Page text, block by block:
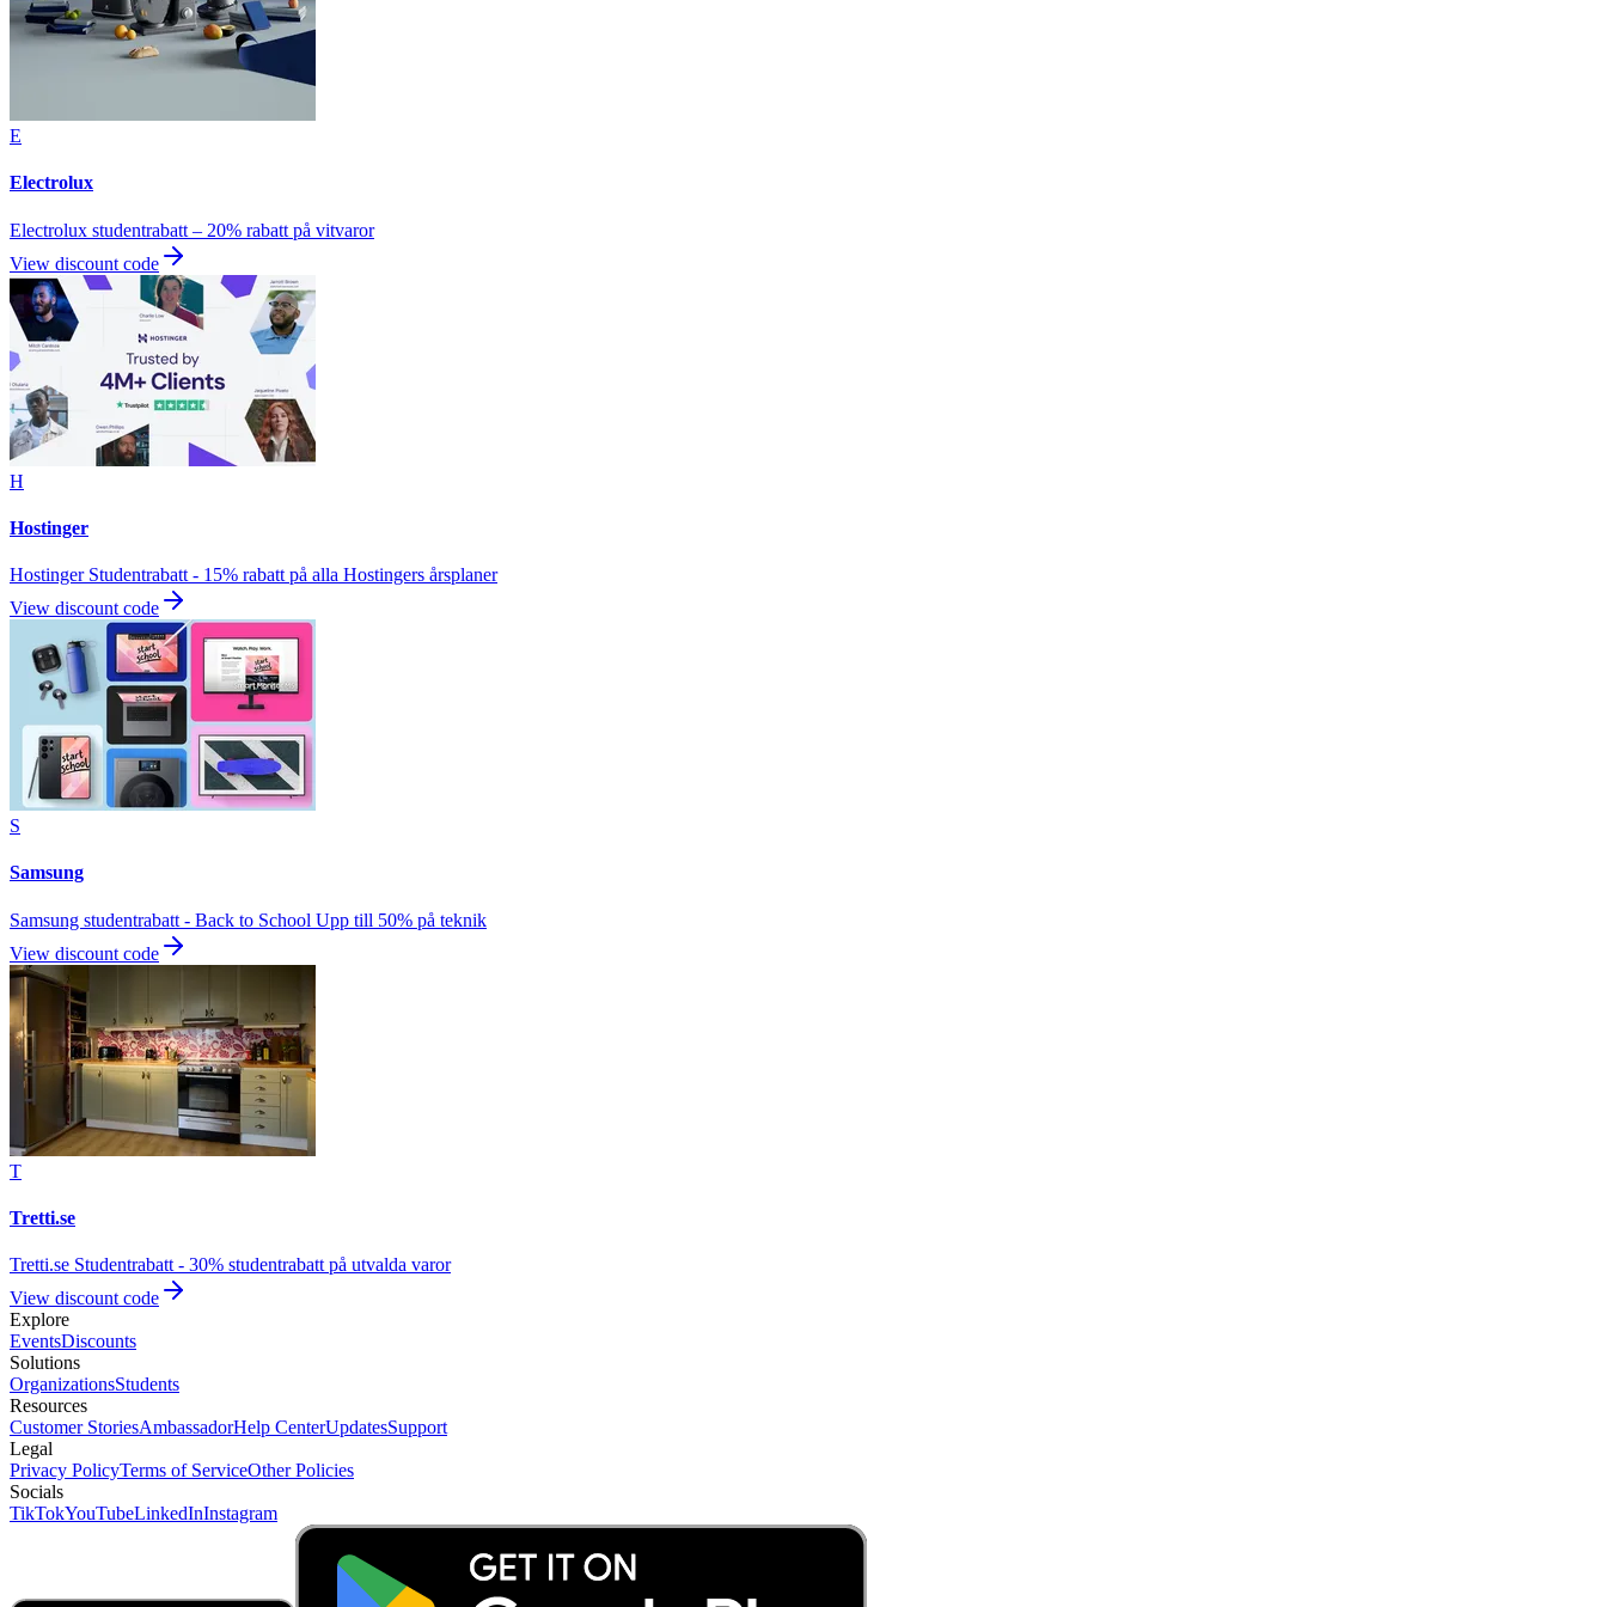
E
Electrolux
Electrolux studentrabatt – 20% rabatt på vitvaror
View discount code
H
Hostinger
Hostinger Studentrabatt - 15% rabatt på alla Hostingers årsplaner
View discount code
S
Samsung
Samsung studentrabatt - Back to School Upp till 50% på teknik
View discount code
T
Tretti.se
Tretti.se Studentrabatt - 30% studentrabatt på utvalda varor
View discount code
Explore
EventsDiscounts
Solutions
OrganizationsStudents
Resources
Customer StoriesAmbassadorHelp CenterUpdatesSupport
Legal
Privacy PolicyTerms of ServiceOther Policies
Socials
TikTokYouTubeLinkedInInstagram